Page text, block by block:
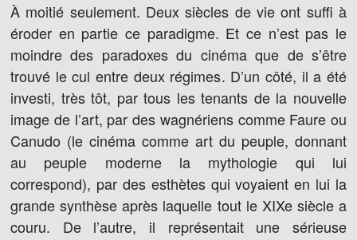
À moitié seulement. Deux siècles de vie ont suffi à
éroder en partie ce paradigme. Et ce n’est pas le
moindre des paradoxes du cinéma que de s’être
trouvé le cul entre deux régimes. D’un côté, il a été
investi, très tôt, par tous les tenants de la nouvelle
image de l’art, par des wagnériens comme Faure ou
Canudo (le cinéma comme art du peuple, donnant
au peuple moderne la mythologie qui lui
correspond), par des esthètes qui voyaient en lui la
grande synthèse après laquelle tout le XIXe siècle a
couru. De l’autre, il représentait une sérieuse